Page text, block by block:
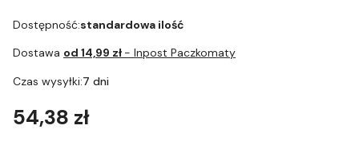
Dostępność:standardowa ilość
Dostawa od 14,99 zł - Inpost Paczkomaty
Czas wysyłki:7 dni
Cena
54,38 zł